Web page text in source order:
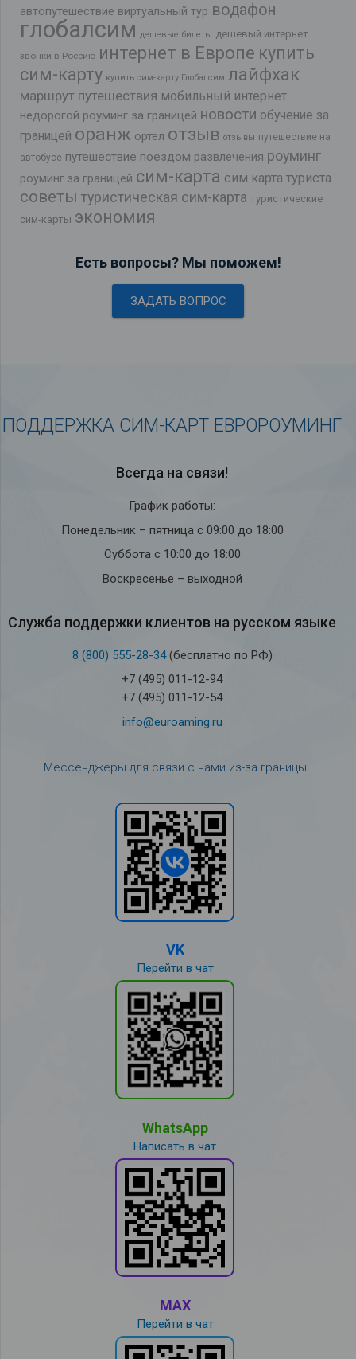
автопутешествие виртуальный тур водафон
глобалсим дешевые билеты дешевый интернет
звонки в Россию интернет в Европе купить
сим-карту купить сим-карту Глобалсим лайфхак
маршрут путешествия мобильный интернет
недорогой роуминг за границей новости обучение за
границей оранж ортел отзыв отзывы путешествие на
автобусе путешествие поездом развлечения роуминг
роуминг за границей сим-карта сим карта туриста
советы туристическая сим-карта туристические
сим-карты экономия
Есть вопросы? Мы поможем!
ЗАДАТЬ ВОПРОС
ПОДДЕРЖКА СИМ-КАРТ ЕВРОРОУМИНГ
Всегда на связи!
График работы:
Понедельник – пятница с 09:00 до 18:00
Суббота с 10:00 до 18:00
Воскресенье – выходной
Служба под­держки кли­ен­тов на рус­ском языке
8 (800) 555-28-34(бесплатно по РФ)
+7 (495) 011-12-94
+7 (495) 011-12-54
info@euroaming.ru
Мессенджеры для связи с нами из-за границы
VK
Перейти в чат
WhatsApp
Написать в чат
MAX
Перейти в чат